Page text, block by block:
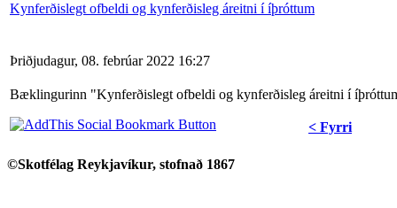
Kynferðislegt ofbeldi og kynferðisleg áreitni í íþróttum
Þriðjudagur, 08. febrúar 2022 16:27
Bæklingurinn "Kynferðislegt ofbeldi og kynferðisleg áreitni í
< Fyrri
©Skotfélag Reykjavíkur, stofnað 1867